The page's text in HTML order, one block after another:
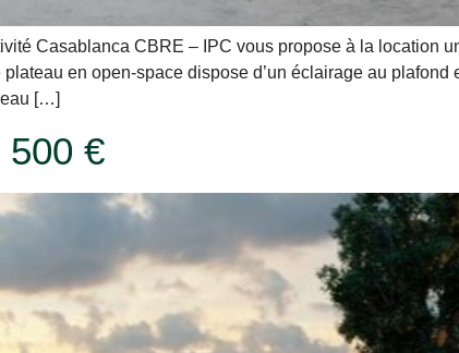
Casablanca CBRE – IPC vous propose à la location
en open-space dispose d’un éclairage au
[…]
500 €